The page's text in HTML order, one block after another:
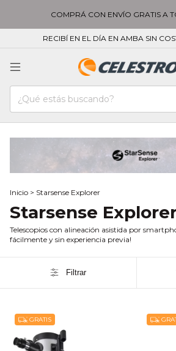
COMPRÁ CON ENVÍO GRATIS A
RECIBÍ EN EL DÍA EN AMBA SIN
Inicio > Starsense Explorer
Starsense
Telescopios con alineación asistida por
fácilmente y sin experiencia previa!
Filtrar
GRATIS